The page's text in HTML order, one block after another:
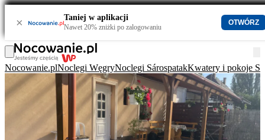
× Taniej w aplikacji
Nawet 20% zniżki po zalogowaniu
OTWÓRZ
Nocowanie.plNoclegi WęgryNoclegi SárospatakKwatery i pokoje